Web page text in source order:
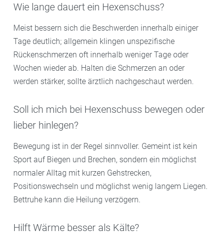
Wie lange dauert ein Hexenschuss?
Meist bessern sich die Beschwerden innerhalb einiger
Tage deutlich; allgemein klingen unspezifische
Rückenschmerzen oft innerhalb weniger Tage oder
Wochen wieder ab. Halten die Schmerzen an oder
werden stärker, sollte ärztlich nachgeschaut werden.
Soll ich mich bei Hexenschuss bewegen oder
lieber hinlegen?
Bewegung ist in der Regel sinnvoller. Gemeint ist kein
Sport auf Biegen und Brechen, sondern ein möglichst
normaler Alltag mit kurzen Gehstrecken,
Positionswechseln und möglichst wenig langem Liegen.
Bettruhe kann die Heilung verzögern.
Hilft Wärme besser als Kälte?